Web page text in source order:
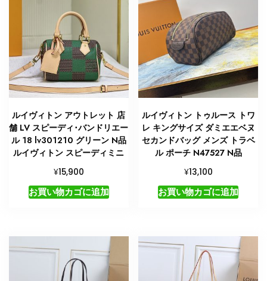
ルイヴィトン アウトレット 店
舗 LV スピーディ･バンドリエー
ル 18 lv301210 グリーン N品
ルイヴィトン スピーディミニ
¥15,900
お買い物カゴに追加
ルイヴィトン トゥルース トワ
レ キングサイズ ダミエエベヌ
セカンドバッグ メンズ トラベ
ル ポーチ N47527 N品
¥13,100
お買い物カゴに追加